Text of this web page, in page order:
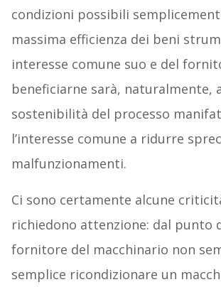
condizioni possibili
massima efficienza dei beni
interesse comune suo e del
beneficiarne sarà, naturalmente,
sostenibilità del processo
l’interesse comune a ridurre
malfunzionamenti.
Ci sono certamente alcune
richiedono attenzione: dal punto
fornitore del macchinario non
semplice ricondizionare un